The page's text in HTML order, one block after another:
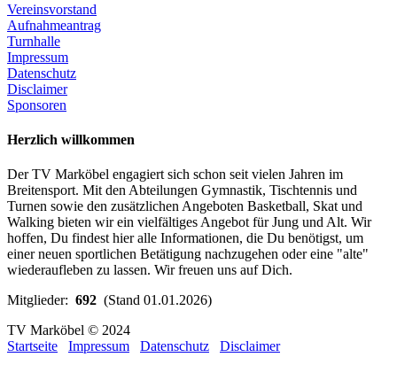
Vereinsvorstand
Aufnahmeantrag
Turnhalle
Impressum
Datenschutz
Disclaimer
Sponsoren
Herzlich willkommen
Der TV Marköbel engagiert sich schon seit vielen Jahren im
Breitensport. Mit den Abteilungen Gymnastik, Tischtennis und
Turnen sowie den zusätzlichen Angeboten Basketball, Skat und
Walking bieten wir ein vielfältiges Angebot für Jung und Alt. Wir
hoffen, Du findest hier alle Informationen, die Du benötigst, um
einer neuen sportlichen Betätigung nachzugehen oder eine "alte"
wiederaufleben zu lassen. Wir freuen uns auf Dich.
Mitglieder: 692 (Stand 01.01.2026)
TV Marköbel © 2024
Startseite
Impressum Datenschutz Disclaimer